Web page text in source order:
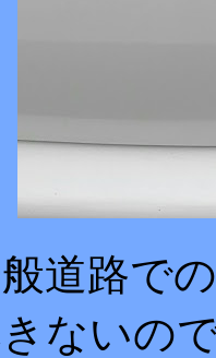
道路で
ないの